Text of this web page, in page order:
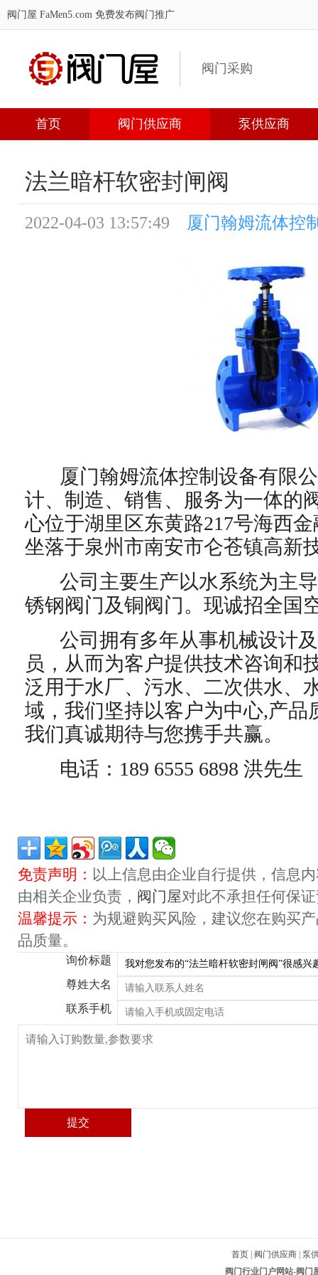
阀门屋 FaMen5.com 免费发布阀门推广
阀门采购
首页 阀门供应商 泵供应商
法兰暗杆软密封闸阀
2022-04-03 13:57:49 厦门翰姆流体控
厦门翰姆流体控制设备有限公
计、制造、销售、服务为一体的
心位于湖里区东黄路217号海西
坐落于泉州市南安市仑苍镇高新
公司主要生产以水系统为主导
锈钢阀门及铜阀门。现诚招全国
公司拥有多年从事机械设计及
员，从而为客户提供技术咨询和
泛用于水厂、污水、二次供水、
域，我们坚持以客户为中心,产品
我们真诚期待与您携手共赢。
电话：189 6555 6898 洪先生
免责声明： 以上信息由企业自行提供，信息
由相关企业负责， 阀门屋对此不承担任何保
温馨提示： 为规避购买风险，建议您在购买
品质量。
询价标题
尊姓大名
联系手机
首页 阀门供应商 泵
阀门行业门户网站-阀门